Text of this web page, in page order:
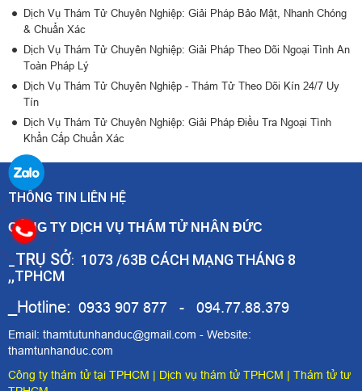
Dịch Vụ Thám Tử Chuyên Nghiệp: Giải Pháp Bảo Mật, Nhanh Chóng
& Chuẩn Xác
Dịch Vụ Thám Tử Chuyên Nghiệp: Giải Pháp Theo Dõi Ngoại Tình An
Toàn Pháp Lý
Dịch Vụ Thám Tử Chuyên Nghiệp - Thám Tử Theo Dõi Kín 24/7 Uy
Tín
Dịch Vụ Thám Tử Chuyên Nghiệp: Giải Pháp Điều Tra Ngoại Tình
Khẩn Cấp Chuẩn Xác
THÔNG TIN LIÊN HỆ
CÔNG TY DỊCH VỤ THÁM TỬ NHÂN ĐỨC
TRỤ SỞ: 1073 /63B CÁCH MẠNG THÁNG 8
,,TPHCM
_Hotline: 0933 907 877 - 094.77.88.379
Email: thamtutunhanduc@gmail.com - Website:
thamtunhanduc.com
Công ty thám tử tại TPHCM | Dịch vụ thám tử TPHCM | Thám tử tư